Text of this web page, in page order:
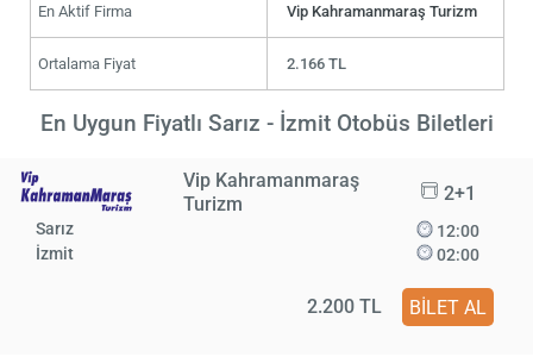
En Aktif Firma Vip Kahramanmaraş Turizm
Ortalama Fiyat 2.166 TL
En Uygun Fiyatlı Sarız - İzmit Otobüs Biletleri
Vip Kahramanmaraş
Turizm
2+1
Sarız
İzmit
12:00
02:00
2.200 TL BİLET AL